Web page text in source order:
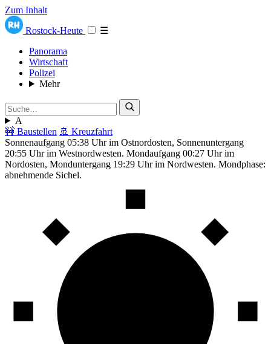
Zum Inhalt
Rostock-Heute
☰
Panorama
Wirtschaft
Polizei
Mehr
A
🚧 Baustellen 🚢 Kreuzfahrt
Sonnenaufgang 05:38 Uhr im Ostnordosten, Sonnenuntergang
20:55 Uhr im Westnordwesten. Mondaufgang 00:27 Uhr im
Nordosten, Monduntergang 19:29 Uhr im Nordwesten. Mondphase:
abnehmende Sichel.